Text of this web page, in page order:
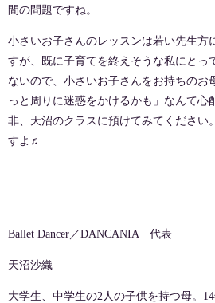
間の問題ですね。
小さいお子さんのレッスンは若い先生方
すが、既に子育てを終えそうな私にとっ
ないので、小さいお子さんをお持ちのお
っと周りに迷惑をかけるかも」なんて心
非、天沼のクラスに預けてみてください
すよ♬
Ballet Dancer／DANCANIA 代表
天沼沙織
大学生、中学生の2人の子供を持つ母。